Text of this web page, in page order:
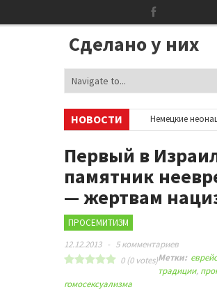
Сделано у них
НОВОСТИ
аккаунтах в соцсетях •
Немецкие
Сотни бездомных мигрантов оккупировали
Первый в
памятник
— жертвам
ПРОСЕМИТИЗМ
12.12.2013 - 5 комментариев
0(0votes)Метки:
традиции,
гомосексуализма